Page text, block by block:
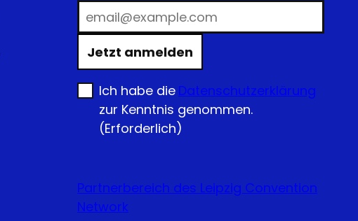
Jetzt anmelden
Ich habe die Datenschutzerklärung
zur Kenntnis genommen.
(Erforderlich)
Partnerbereich des Leipzig Convention
Network